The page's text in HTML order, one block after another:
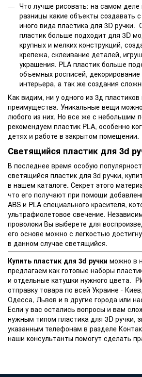
Что лучше рисовать: на самом деле
разницы какие объекты создавать
иного вида пластика для 3D ручки.
пластик больше подходит для 3D
крупных и мелких конструкций,
крепежа, склеивание деталей,
украшения. PLA пластик больше
объемных росписей,
интерьера, а так же создания
Как видим, ни у одного из 3д пластиков
преимущества. Уникальные вещи
любого из них. Но все же с небольшим
рекомендуем пластик PLA, особенно
детях и работе в закрытом помещении.
Светящийся пластик для 3d
В последнее время особую
светящийся пластик для 3d ручки,
в нашем каталоге. Секрет этого
что его получают при помощи
ABS и PLA специального красителя,
ультрафиолетовое свечение.
проволоки Вы выберете для
его основе можно с легкостью
в данном случае светящийся.
Купить пластик для 3d ручки можно в
предлагаем как готовые наборы
и отдельные катушки нужного цвета.
отправку товара по всей Украине -
Одесса, Львов и в другие города или
Если у вас остались вопросы и вам
нужным типом пластика для 3D ручки,
указанным телефонам в разделе
наши консультанты помогут сделать